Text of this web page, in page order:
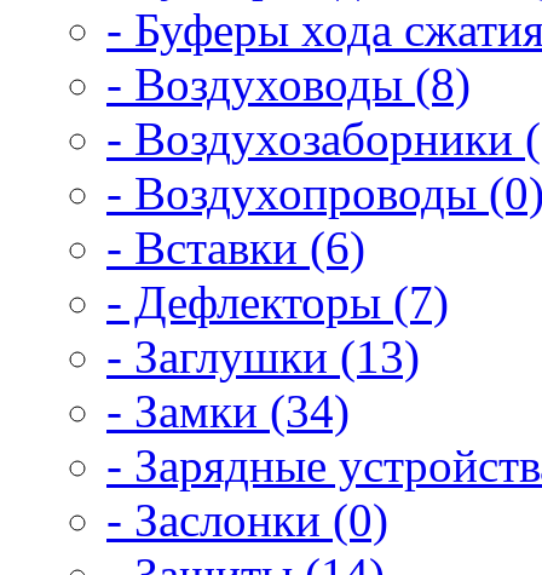
- Буферы хода
- Воздуховоды (8)
- Воздухозаборники
- Воздухопроводы
- Вставки (6)
- Дефлекторы (7)
- Заглушки (13)
- Замки (34)
- Зарядные
- Заслонки (0)